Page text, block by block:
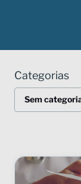
Categorias
Sem